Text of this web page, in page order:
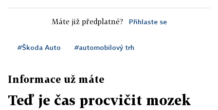
Máte již předplatné? Přihlaste se
#Škoda Auto #automobilový trh
Informace už máte
Teď je čas procvičit mozek